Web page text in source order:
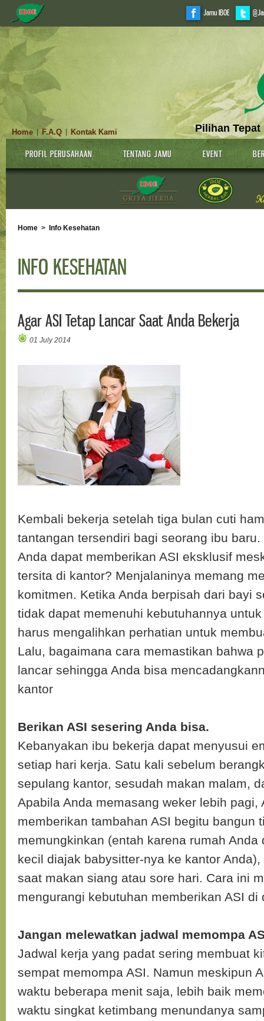
Jamu IBOE
Pilihan Tepat
Home |F.A.Q Kontak Kami
PROFIL PERUSAHAAN TENTANG JAMU EVENT
Home > Info Kesehatan
INFO KESEHATAN
Agar ASI Tetap Lancar Saat Anda Bekerja
01 July 2014
Kembali bekerja setelah tiga bulan cuti
tantangan tersendiri bagi seorang ibu
Anda dapat memberikan ASI eksklusif
tersita di kantor? Menjalaninya memang
komitmen. Ketika Anda berpisah dari bayi
tidak dapat memenuhi kebutuhannya
harus mengalihkan perhatian untuk
Lalu, bagaimana cara memastikan bahwa
lancar sehingga Anda bisa
kantor
Berikan ASI sesering Anda bisa.
Kebanyakan ibu bekerja dapat menyusui
setiap hari kerja. Satu kali sebelum
sepulang kantor, sesudah makan malam,
Apabila Anda memasang weker lebih pagi,
memberikan tambahan ASI begitu bangun
memungkinkan (entah karena rumah Anda
kecil diajak babysitter-nya ke kantor
saat makan siang atau sore hari. Cara ini
mengurangi kebutuhan memberikan ASI di
Jangan melewatkan jadwal memompa
Jadwal kerja yang padat sering membuat
sempat memompa ASI. Namun meskipun
waktu beberapa menit saja, lebih baik
waktu singkat ketimbang menundanya